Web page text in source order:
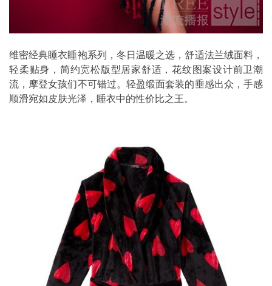
维密经典睡衣睡袍系列，冬日温暖之选，舒适法兰绒面料，
轻柔贴身，简约宽松版型居家舒适，花纹图案设计前卫潮
流，摩登女孩们不可错过。轻盈缎面套装的垂感出众，手感
顺滑宛如皮肤光泽，睡衣中的性价比之王。